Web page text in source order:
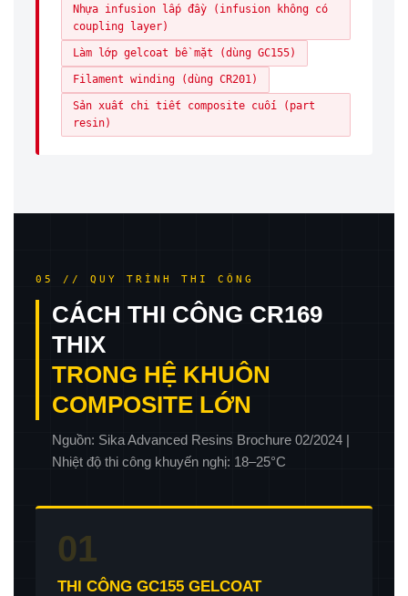
Nhựa infusion lấp đầy (infusion không có
coupling layer)
Làm lớp gelcoat bề mặt (dùng GC155)
Filament winding (dùng CR201)
Sản xuất chi tiết composite cuối (part
resin)
05 // QUY TRÌNH THI CÔNG
CÁCH THI CÔNG CR169
THIX
TRONG HỆ KHUÔN
COMPOSITE LỚN
Nguồn: Sika Advanced Resins Brochure 02/2024 |
Nhiệt độ thi công khuyến nghị: 18–25°C
01
THI CÔNG GC155 GELCOAT